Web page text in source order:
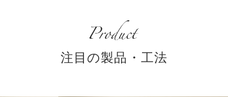
注目の製品・工法